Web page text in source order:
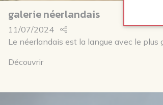
galerie néerlandais
11/07/2024
Le néerlandais est la langue avec le
Découvrir